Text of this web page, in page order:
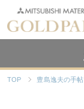
TOP 豊島逸夫の手帖